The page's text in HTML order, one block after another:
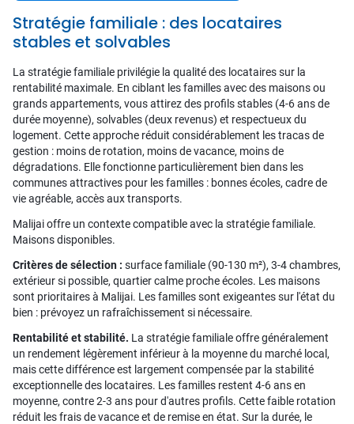
Stratégie familiale : des locataires
stables et solvables
La stratégie familiale privilégie la qualité des locataires sur la
rentabilité maximale. En ciblant les familles avec des maisons ou
grands appartements, vous attirez des profils stables (4-6 ans de
durée moyenne), solvables (deux revenus) et respectueux du
logement. Cette approche réduit considérablement les tracas de
gestion : moins de rotation, moins de vacance, moins de
dégradations. Elle fonctionne particulièrement bien dans les
communes attractives pour les familles : bonnes écoles, cadre de
vie agréable, accès aux transports.
Malijai offre un contexte compatible avec la stratégie familiale.
Maisons disponibles.
Critères de sélection : surface familiale (90-130 m²), 3-4 chambres,
extérieur si possible, quartier calme proche écoles. Les maisons
sont prioritaires à Malijai. Les familles sont exigeantes sur l'état du
bien : prévoyez un rafraîchissement si nécessaire.
Rentabilité et stabilité. La stratégie familiale offre généralement
un rendement légèrement inférieur à la moyenne du marché local,
mais cette différence est largement compensée par la stabilité
exceptionnelle des locataires. Les familles restent 4-6 ans en
moyenne, contre 2-3 ans pour d'autres profils. Cette faible rotation
réduit les frais de vacance et de remise en état. Sur la durée, le